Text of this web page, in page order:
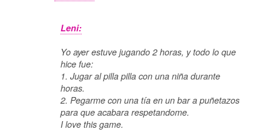
Leni:
Yo ayer estuve jugando 2 horas, y todo lo que
hice fue:
1. Jugar al pilla pilla con una niña durante
horas.
2. Pegarme con una tía en un bar a puñetazos
para que acabara respetandome.
I love this game.